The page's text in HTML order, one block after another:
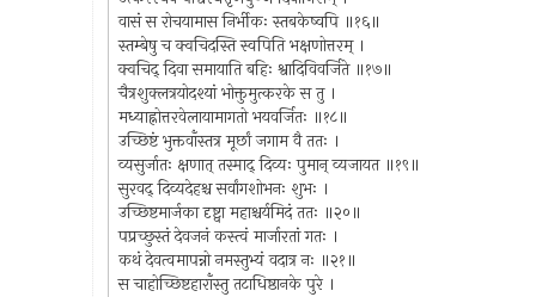
वासं स रोचयामास निर्भीकः स्तबकेष्वपि ॥१६॥
स्तम्बेषु च क्वचिदस्ति स्वपिति भक्षणोत्तरम् ।
क्वचिद् दिवा समायाति बहिः श्वादिविवर्जिते ॥१७॥
चैत्रशुक्लत्रयोदश्यां भोक्तुमुत्करके स तु ।
मध्याह्नोत्तरवेलायामागतो भयवर्जितः ॥१८॥
उच्छिष्टं भुक्तवाँस्तत्र मूर्छां जगाम वै ततः ।
व्यसुर्जातः क्षणात् तस्माद् दिव्यः पुमान् व्यजायत ॥१९॥
सुरवद् दिव्यदेहश्च सर्वांगशोभनः शुभः ।
उच्छिष्टमार्जका दृष्ट्वा महाश्चर्यमिदं ततः ॥२०॥
पप्रच्छुस्तं देवजनं कस्त्वं मार्जारतां गतः ।
कथं देवत्वमापन्नो नमस्तुभ्यं वदात्र नः ॥२१॥
स चाहोच्छिष्टहाराँस्तु तटाधिष्ठानके पुरे ।